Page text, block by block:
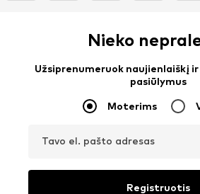
Nieko
Užsiprenumeruok naujienlaiškį
pasiūlymus
Moterims
Tavo el. pašto adresas
Registruotis